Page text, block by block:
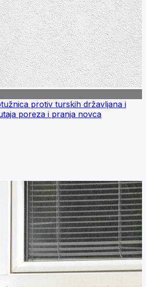
protiv turskih državljana i
poreza i pranja novca